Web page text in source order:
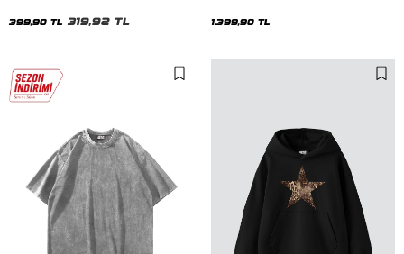
399,90 TL 319,92 TL 1.399,90 TL